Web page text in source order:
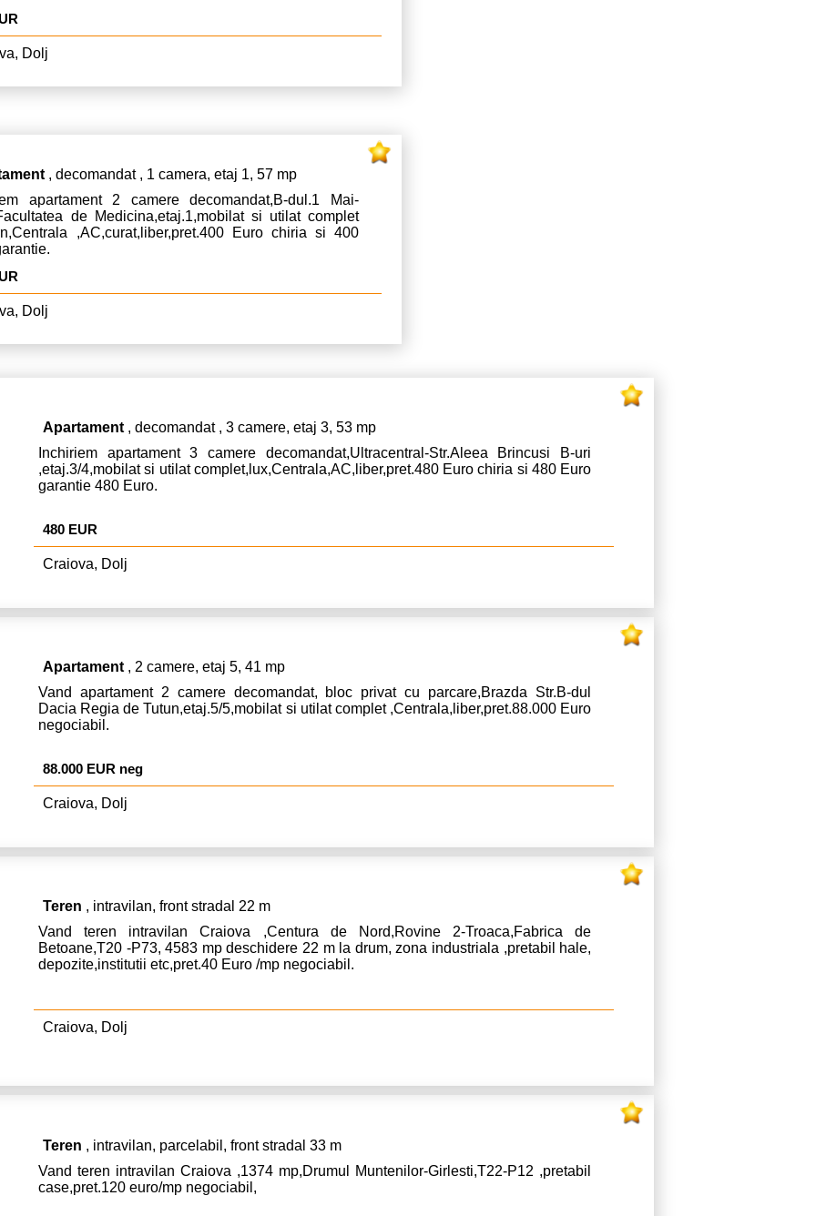
Dolj
, decomandat , 1 camera, etaj 1, 57 mp
apartament 2 camere decomandat,B-dul.1 Mai-
de Medicina,etaj.1,mobilat si utilat complet
,AC,curat,liber,pret.400 Euro chiria si 400
Dolj
Apartament , decomandat , 3 camere, etaj 3, 53 mp
Inchiriem apartament 3 camere decomandat,Ultracentral-Str.Aleea Brincusi B-uri
,etaj.3/4,mobilat si utilat complet,lux,Centrala,AC,liber,pret.480 Euro chiria si 480 Euro
garantie 480 Euro.
480 EUR
Craiova, Dolj
Apartament , 2 camere, etaj 5, 41 mp
Vand apartament 2 camere decomandat, bloc privat cu parcare,Brazda Str.B-dul
Dacia Regia de Tutun,etaj.5/5,mobilat si utilat complet ,Centrala,liber,pret.88.000 Euro
negociabil.
88.000 EUR neg
Craiova, Dolj
Teren , intravilan, front stradal 22 m
Vand teren intravilan Craiova ,Centura de Nord,Rovine 2-Troaca,Fabrica de
Betoane,T20 -P73, 4583 mp deschidere 22 m la drum, zona industriala ,pretabil hale,
depozite,institutii etc,pret.40 Euro /mp negociabil.
Craiova, Dolj
Teren , intravilan, parcelabil, front stradal 33 m
Vand teren intravilan Craiova ,1374 mp,Drumul Muntenilor-Girlesti,T22-P12 ,pretabil
case,pret.120 euro/mp negociabil,